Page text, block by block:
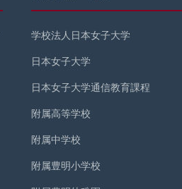
学校法人日本女子大学
日本女子大学
日本女子大学通信教育課程
附属高等学校
附属中学校
附属豊明小学校